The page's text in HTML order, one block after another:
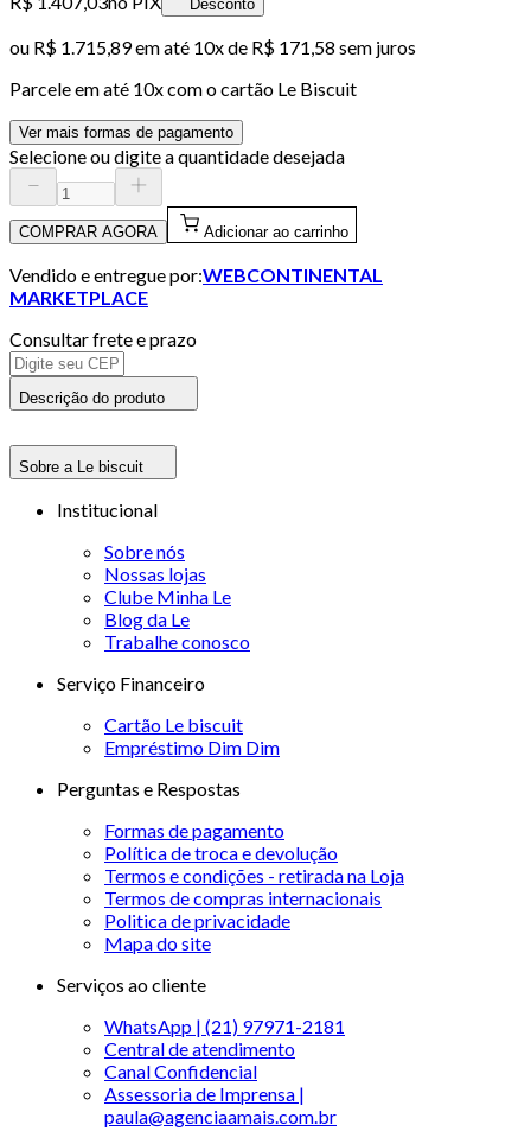
Desconto
ou R$ 1.715,89em até 10x de R$ 171,58 sem juros
Parcele em até 10x com o cartão Le Biscuit
Ver mais formas de pagamento
Selecione ou digite a quantidade desejada
COMPRAR AGORA Adicionar ao carrinho
Vendido e entregue por:WEBCONTINENTAL
MARKETPLACE
Consultar frete e prazo
Descrição do produto
Sobre a Le biscuit
Institucional
Sobre nós
Nossas lojas
Clube Minha Le
Blog da Le
Trabalhe conosco
Serviço Financeiro
Cartão Le biscuit
Empréstimo Dim Dim
Perguntas e Respostas
Formas de pagamento
Política de troca e devolução
Termos e condições - retirada na Loja
Termos de compras internacionais
Politica de privacidade
Mapa do site
Serviços ao cliente
WhatsApp | (21) 97971-2181
Central de atendimento
Canal Confidencial
Assessoria de Imprensa |
paula@agenciaamais.com.br